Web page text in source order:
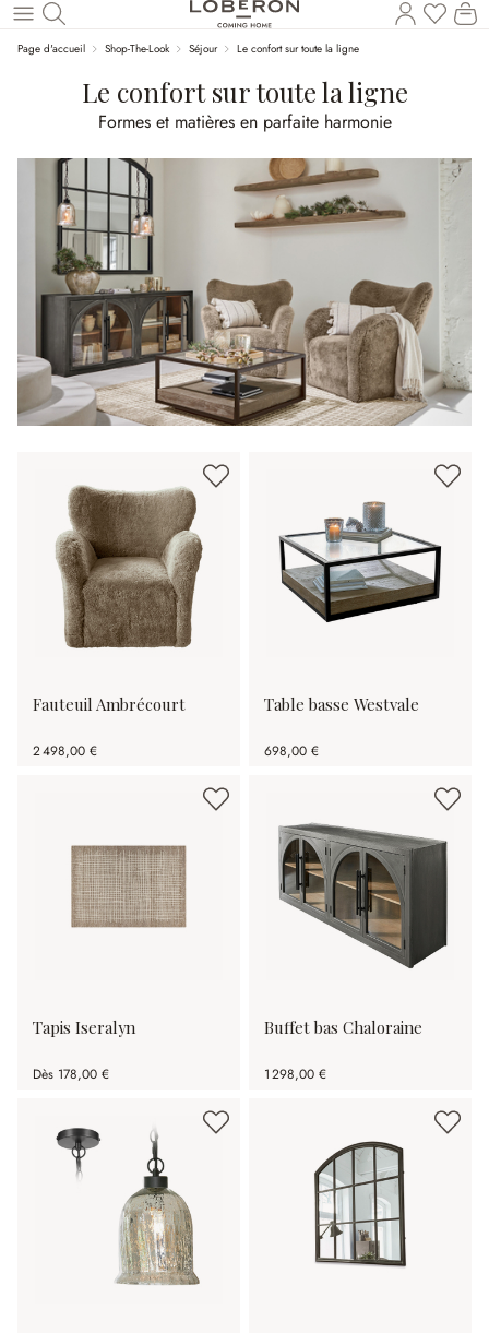
Revenir au contenu principal
Vous
Page d'accueil Shop-The-Look Séjour Le confort sur toute la ligne
Le confort sur toute la ligne
Formes et matières en parfaite harmonie
Fauteuil Ambrécourt
2 498,00 €
Table basse Westvale
698,00 €
Tapis Iseralyn
Dès 178,00 €
Buffet bas Chaloraine
1 298,00 €